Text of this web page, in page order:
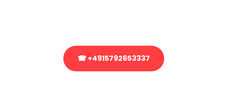
☎ +4915792653337